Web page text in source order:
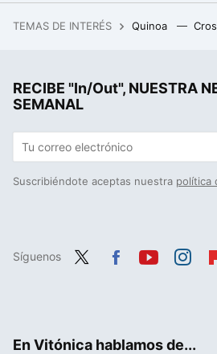
TEMAS DE INTERÉS Quinoa
RECIBE "In/Out", NUESTRA
SEMANAL
Suscribiéndote aceptas nuestra política
Síguenos
En Vitónica hablamos de...